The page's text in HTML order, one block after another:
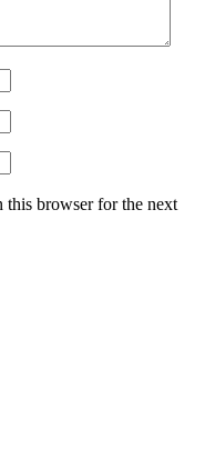
this browser for the next